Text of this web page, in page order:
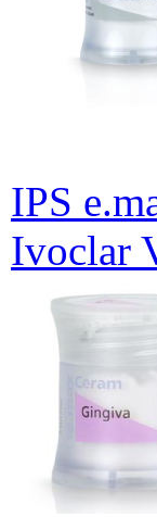
IPS
Ivoclar